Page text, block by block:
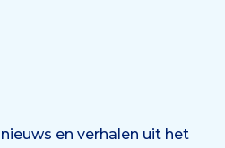
en verhalen uit het